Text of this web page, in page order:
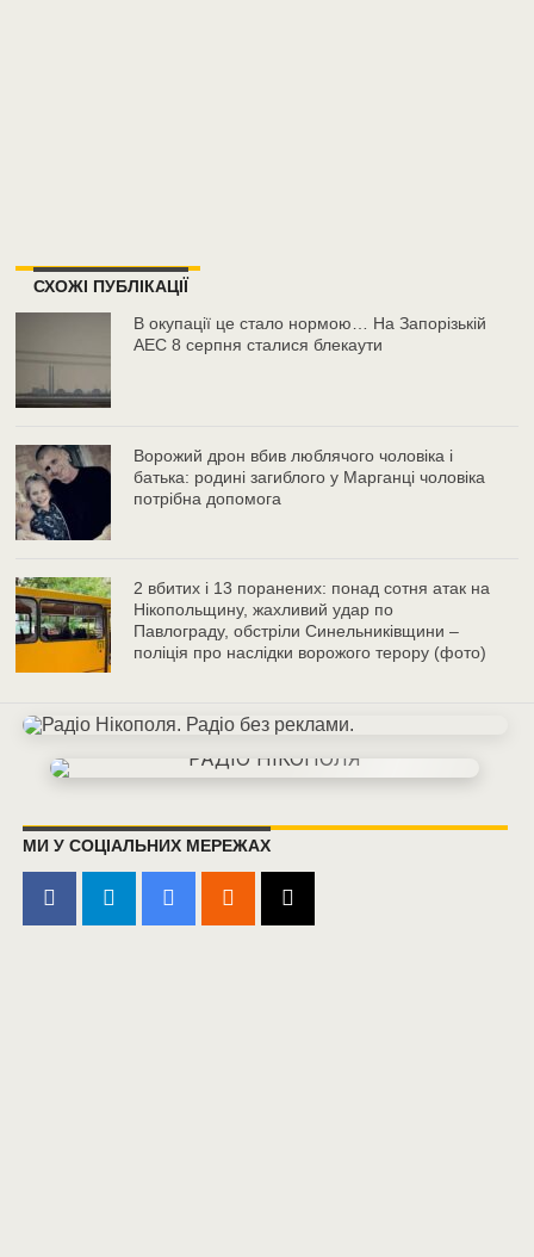
СХОЖІ ПУБЛІКАЦІЇ
В окупації це стало нормою… На Запорізькій
АЕС 8 серпня сталися блекаути
Ворожий дрон вбив люблячого чоловіка і
батька: родині загиблого у Марганці чоловіка
потрібна допомога
2 вбитих і 13 поранених: понад сотня атак на
Нікопольщину, жахливий удар по
Павлограду, обстріли Синельниківщини –
поліція про наслідки ворожого терору (фото)
МИ У СОЦІАЛЬНИХ МЕРЕЖАХ